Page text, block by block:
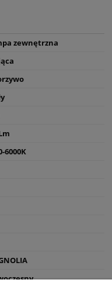
zewnętrzna
6000K